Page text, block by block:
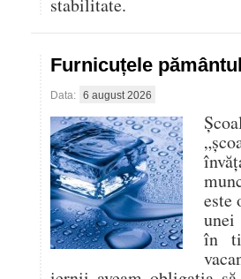
stabilitate.
Furnicuțele
Data: 6 august 2026
este
unei
în